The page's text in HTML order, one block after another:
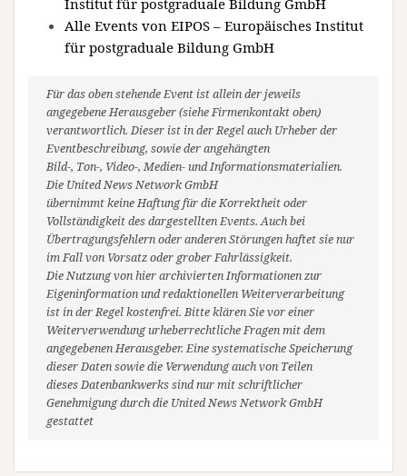
Institut für postgraduale Bildung GmbH
Alle Events von EIPOS – Europäisches Institut
für postgraduale Bildung GmbH
Für das oben stehende Event ist allein der jeweils
angegebene Herausgeber (siehe Firmenkontakt oben)
verantwortlich. Dieser ist in der Regel auch Urheber der
Eventbeschreibung, sowie der angehängten
Bild-, Ton-, Video-, Medien- und Informationsmaterialien.
Die United News Network GmbH
übernimmt keine Haftung für die Korrektheit oder
Vollständigkeit des dargestellten Events. Auch bei
Übertragungsfehlern oder anderen Störungen haftet sie nur
im Fall von Vorsatz oder grober Fahrlässigkeit.
Die Nutzung von hier archivierten Informationen zur
Eigeninformation und redaktionellen Weiterverarbeitung
ist in der Regel kostenfrei. Bitte klären Sie vor einer
Weiterverwendung urheberrechtliche Fragen mit dem
angegebenen Herausgeber. Eine systematische Speicherung
dieser Daten sowie die Verwendung auch von Teilen
dieses Datenbankwerks sind nur mit schriftlicher
Genehmigung durch die United News Network GmbH
gestattet